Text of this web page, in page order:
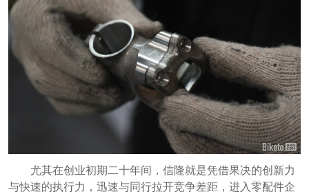
尤其在创业初期二十年间，信隆就是凭借果决的创新力
与快速的执行力，迅速与同行拉开竞争差距，进入零配件企